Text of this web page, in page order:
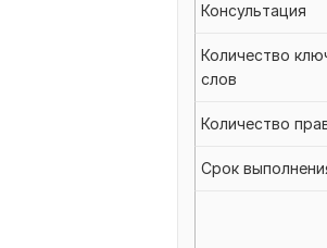
Консультация
Количество
слов
Количество
Срок